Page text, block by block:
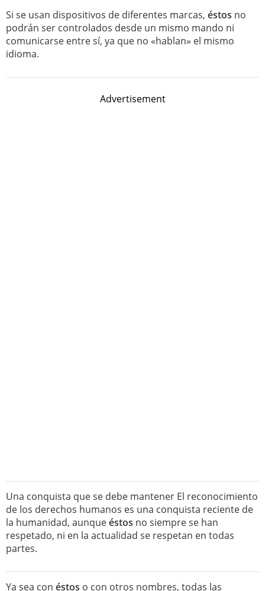
Si se usan dispositivos de diferentes marcas, éstos no
podrán ser controlados desde un mismo mando ni
comunicarse entre sí, ya que no «hablan» el mismo
idioma.
Advertisement
Una conquista que se debe mantener El reconocimiento
de los derechos humanos es una conquista reciente de
la humanidad, aunqueéstos no siempre se han
respetado, ni en la actualidad se respetan en todas
partes.
Ya sea con éstos o con otros nombres, todas las